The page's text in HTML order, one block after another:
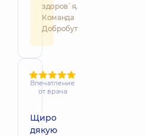
здоров`я,
Команда
Добробут
Впечатление
от врача
Щиро
дякую